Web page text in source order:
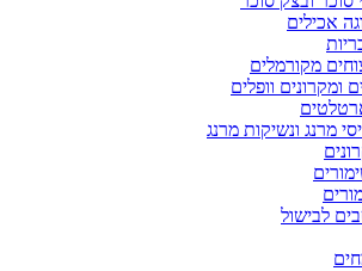
אכילים
מקורמלים
ומקרונים וופלים
מרנג ונשיקות מרנג
לבישול